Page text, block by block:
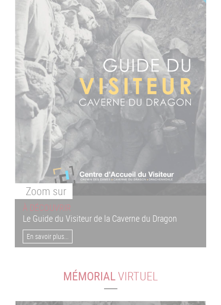
Zoom sur
À DÉCOUVRIR
Le Guide du Visiteur de la Caverne du Dragon
En savoir plus...
MÉMORIALVIRTUEL